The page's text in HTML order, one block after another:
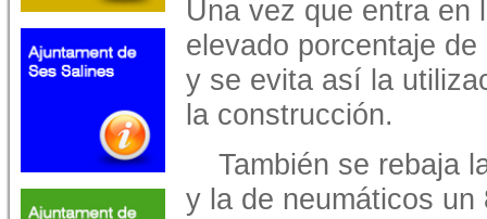
Una vez que entra en
elevado porcentaje
y se evita así la
la construcción.
También se rebaja
y la de neumáticos